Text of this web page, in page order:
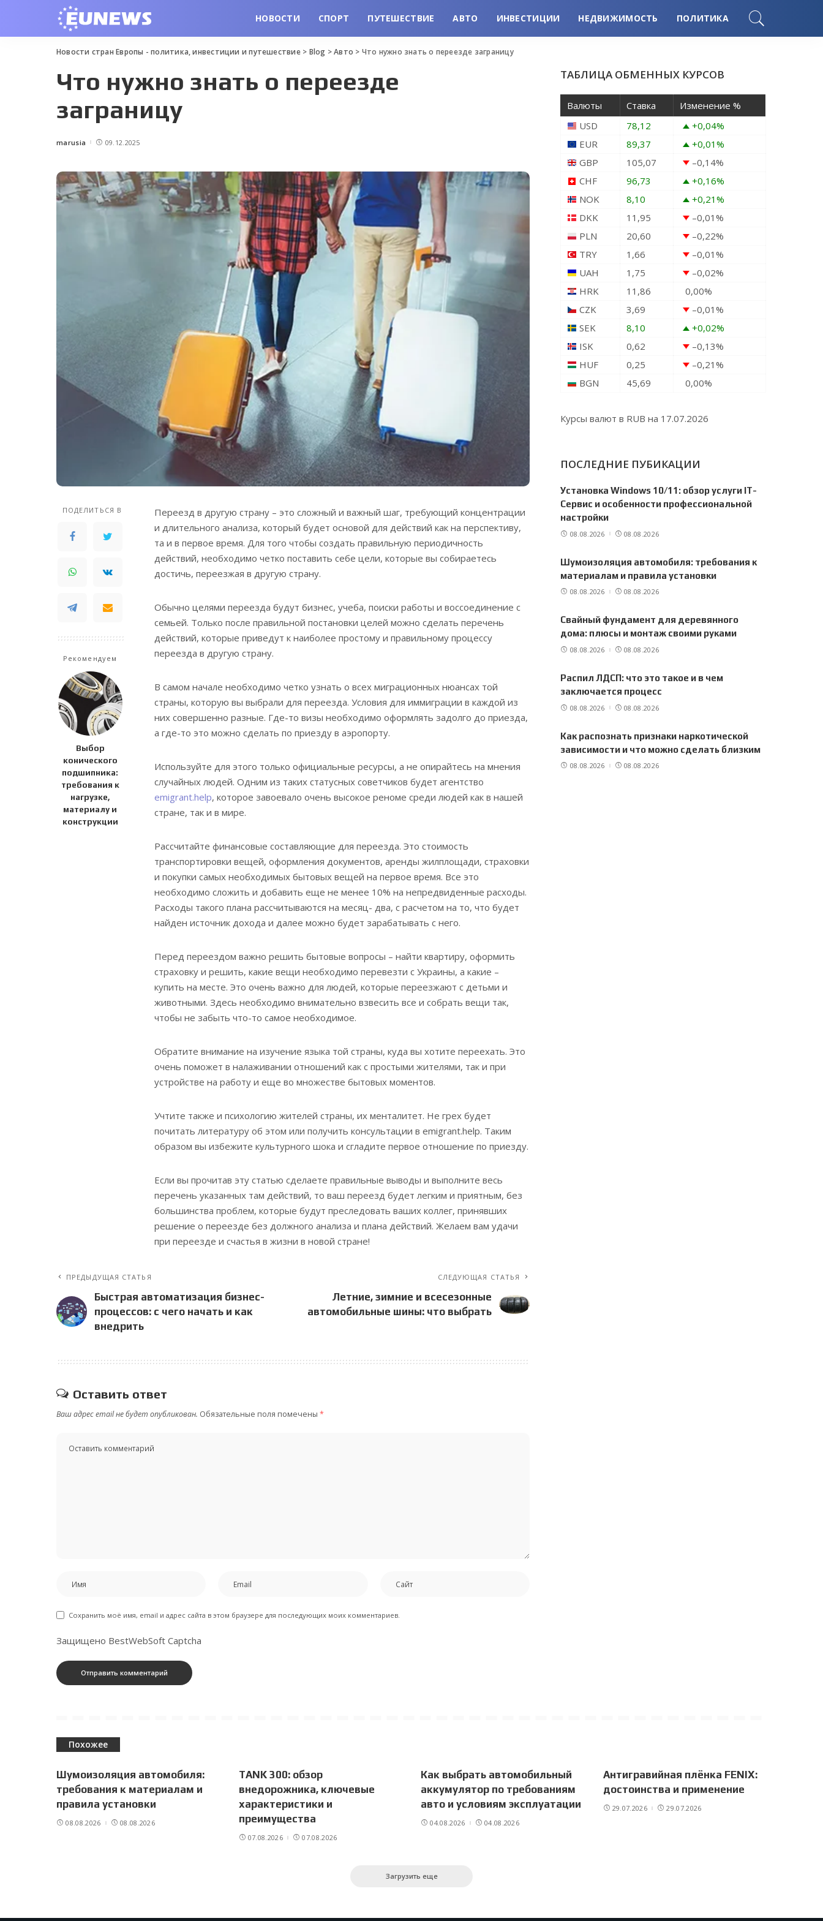
НОВОСТИ СПОРТ ПУТЕШЕСТВИЕ АВТО ИНВЕСТИЦИИ НЕДВИЖИМОСТЬ ПОЛИТИКА
Новости стран Европы - политика, инвестиции и путешествие> Blog >Авто > Что нужно знать о переезде заграницу
Что нужно знать о переезде
заграницу
Posted
marusia 09.12.2025
ПОДЕЛИТЬСЯ В
Рекомендуем
Выбор
конического
подшипника:
требования к
нагрузке,
материалу и
конструкции
Переезд в другую страну – это сложный и важный шаг, требующий концентрации
и длительного анализа, который будет основой для действий как на перспективу,
та и в первое время. Для того чтобы создать правильную периодичность
действий, необходимо четко поставить себе цели, которые вы собираетесь
достичь, переезжая в другую страну.
Обычно целями переезда будут бизнес, учеба, поиски работы и воссоединение с
семьей. Только после правильной постановки целей можно сделать перечень
действий, которые приведут к наиболее простому и правильному процессу
переезда в другую страну.
В самом начале необходимо четко узнать о всех миграционных нюансах той
страны, которую вы выбрали для переезда. Условия для иммиграции в каждой из
них совершенно разные. Где-то визы необходимо оформлять задолго до приезда,
а где-то это можно сделать по приезду в аэропорту.
Используйте для этого только официальные ресурсы, а не опирайтесь на мнения
случайных людей. Одним из таких статусных советчиков будет агентство
emigrant.help, которое завоевало очень высокое реноме среди людей как в нашей
стране, так и в мире.
Рассчитайте финансовые составляющие для переезда. Это стоимость
транспортировки вещей, оформления документов, аренды жилплощади, страховки
и покупки самых необходимых бытовых вещей на первое время. Все это
необходимо сложить и добавить еще не менее 10% на непредвиденные расходы.
Расходы такого плана рассчитываются на месяц- два, с расчетом на то, что будет
найден источник дохода и далее можно будет зарабатывать с него.
Перед переездом важно решить бытовые вопросы – найти квартиру, оформить
страховку и решить, какие вещи необходимо перевезти с Украины, а какие –
купить на месте. Это очень важно для людей, которые переезжают с детьми и
животными. Здесь необходимо внимательно взвесить все и собрать вещи так,
чтобы не забыть что-то самое необходимое.
Обратите внимание на изучение языка той страны, куда вы хотите переехать. Это
очень поможет в налаживании отношений как с простыми жителями, так и при
устройстве на работу и еще во множестве бытовых моментов.
Учтите также и психологию жителей страны, их менталитет. Не грех будет
почитать литературу об этом или получить консультации в emigrant.help. Таким
образом вы избежите культурного шока и сгладите первое отношение по приезду.
Если вы прочитав эту статью сделаете правильные выводы и выполните весь
перечень указанных там действий, то ваш переезд будет легким и приятным, без
большинства проблем, которые будут преследовать ваших коллег, принявших
решение о переезде без должного анализа и плана действий. Желаем вам удачи
при переезде и счастья в жизни в новой стране!
ПРЕДЫДУЩАЯ СТАТЬЯ
Быстрая автоматизация бизнес-
процессов: с чего начать и как
внедрить
СЛЕДУЮЩАЯ СТАТЬЯ
Летние, зимние и всесезонные
автомобильные шины: что выбрать
Оставить ответ
Ваш адрес email не будет опубликован. Обязательные поля помечены *
Сохранить моё имя, email и адрес сайта в этом браузере для последующих моих комментариев.
Защищено BestWebSoft Captcha
ТАБЛИЦА ОБМЕННЫХ КУРСОВ
Валюты Ставка
Изменение %
USD
78,12 +0,04%
EUR
89,37 +0,01%
GBP
105,07 –0,14%
CHF
96,73 +0,16%
NOK
8,10 +0,21%
DKK
11,95 –0,01%
PLN
20,60 –0,22%
TRY
1,66 –0,01%
UAH
1,75 –0,02%
HRK
11,86 0,00%
CZK
3,69 –0,01%
SEK
8,10 +0,02%
ISK
0,62 –0,13%
HUF
0,25 –0,21%
BGN
45,69 0,00%
Курсы валют в RUB на 17.07.2026
ПОСЛЕДНИЕ ПУБИКАЦИИ
Установка Windows 10/11: обзор услуги IT-
Сервис и особенности профессиональной
настройки
08.08.2026 08.08.2026
Шумоизоляция автомобиля: требования к
материалам и правила установки
08.08.2026 08.08.2026
Свайный фундамент для деревянного
дома: плюсы и монтаж своими руками
08.08.2026 08.08.2026
Распил ЛДСП: что это такое и в чем
заключается процесс
08.08.2026 08.08.2026
Как распознать признаки наркотической
зависимости и что можно сделать близким
08.08.2026 08.08.2026
Похожее
Шумоизоляция автомобиля:
требования к материалам и
правила установки
08.08.2026 08.08.2026
TANK 300: обзор
внедорожника, ключевые
характеристики и
преимущества
07.08.2026 07.08.2026
Как выбрать автомобильный
аккумулятор по требованиям
авто и условиям эксплуатации
04.08.2026 04.08.2026
Антигравийная плёнка FENIX:
достоинства и применение
29.07.2026 29.07.2026
Загрузить еще